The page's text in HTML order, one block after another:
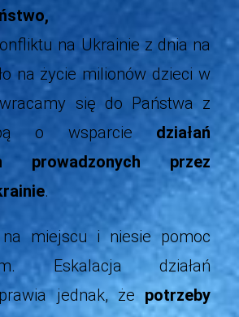
na Ukrainie z dnia na
na życie milionów dzieci w
się do Państwa z
o wsparcie działań
prowadzonych przez
.
na miejscu i niesie pomoc
Eskalacja działań
jednak, że potrzeby